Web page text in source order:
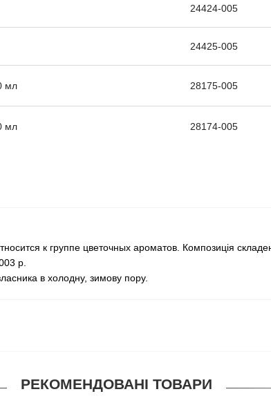
24424-005
24425-005
мл 28175-005
мл 28174-005
к группе цветочных ароматов. Композиція
р.
в холодну, зимову пору.
РЕКОМЕНДОВАНІ ТОВАРИ